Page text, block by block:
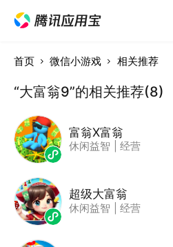
首页 微信小游戏 相关推荐
“大富翁9”的相关推荐(8)
富翁X富翁
休闲益智 经营
超级大富翁
休闲益智 经营